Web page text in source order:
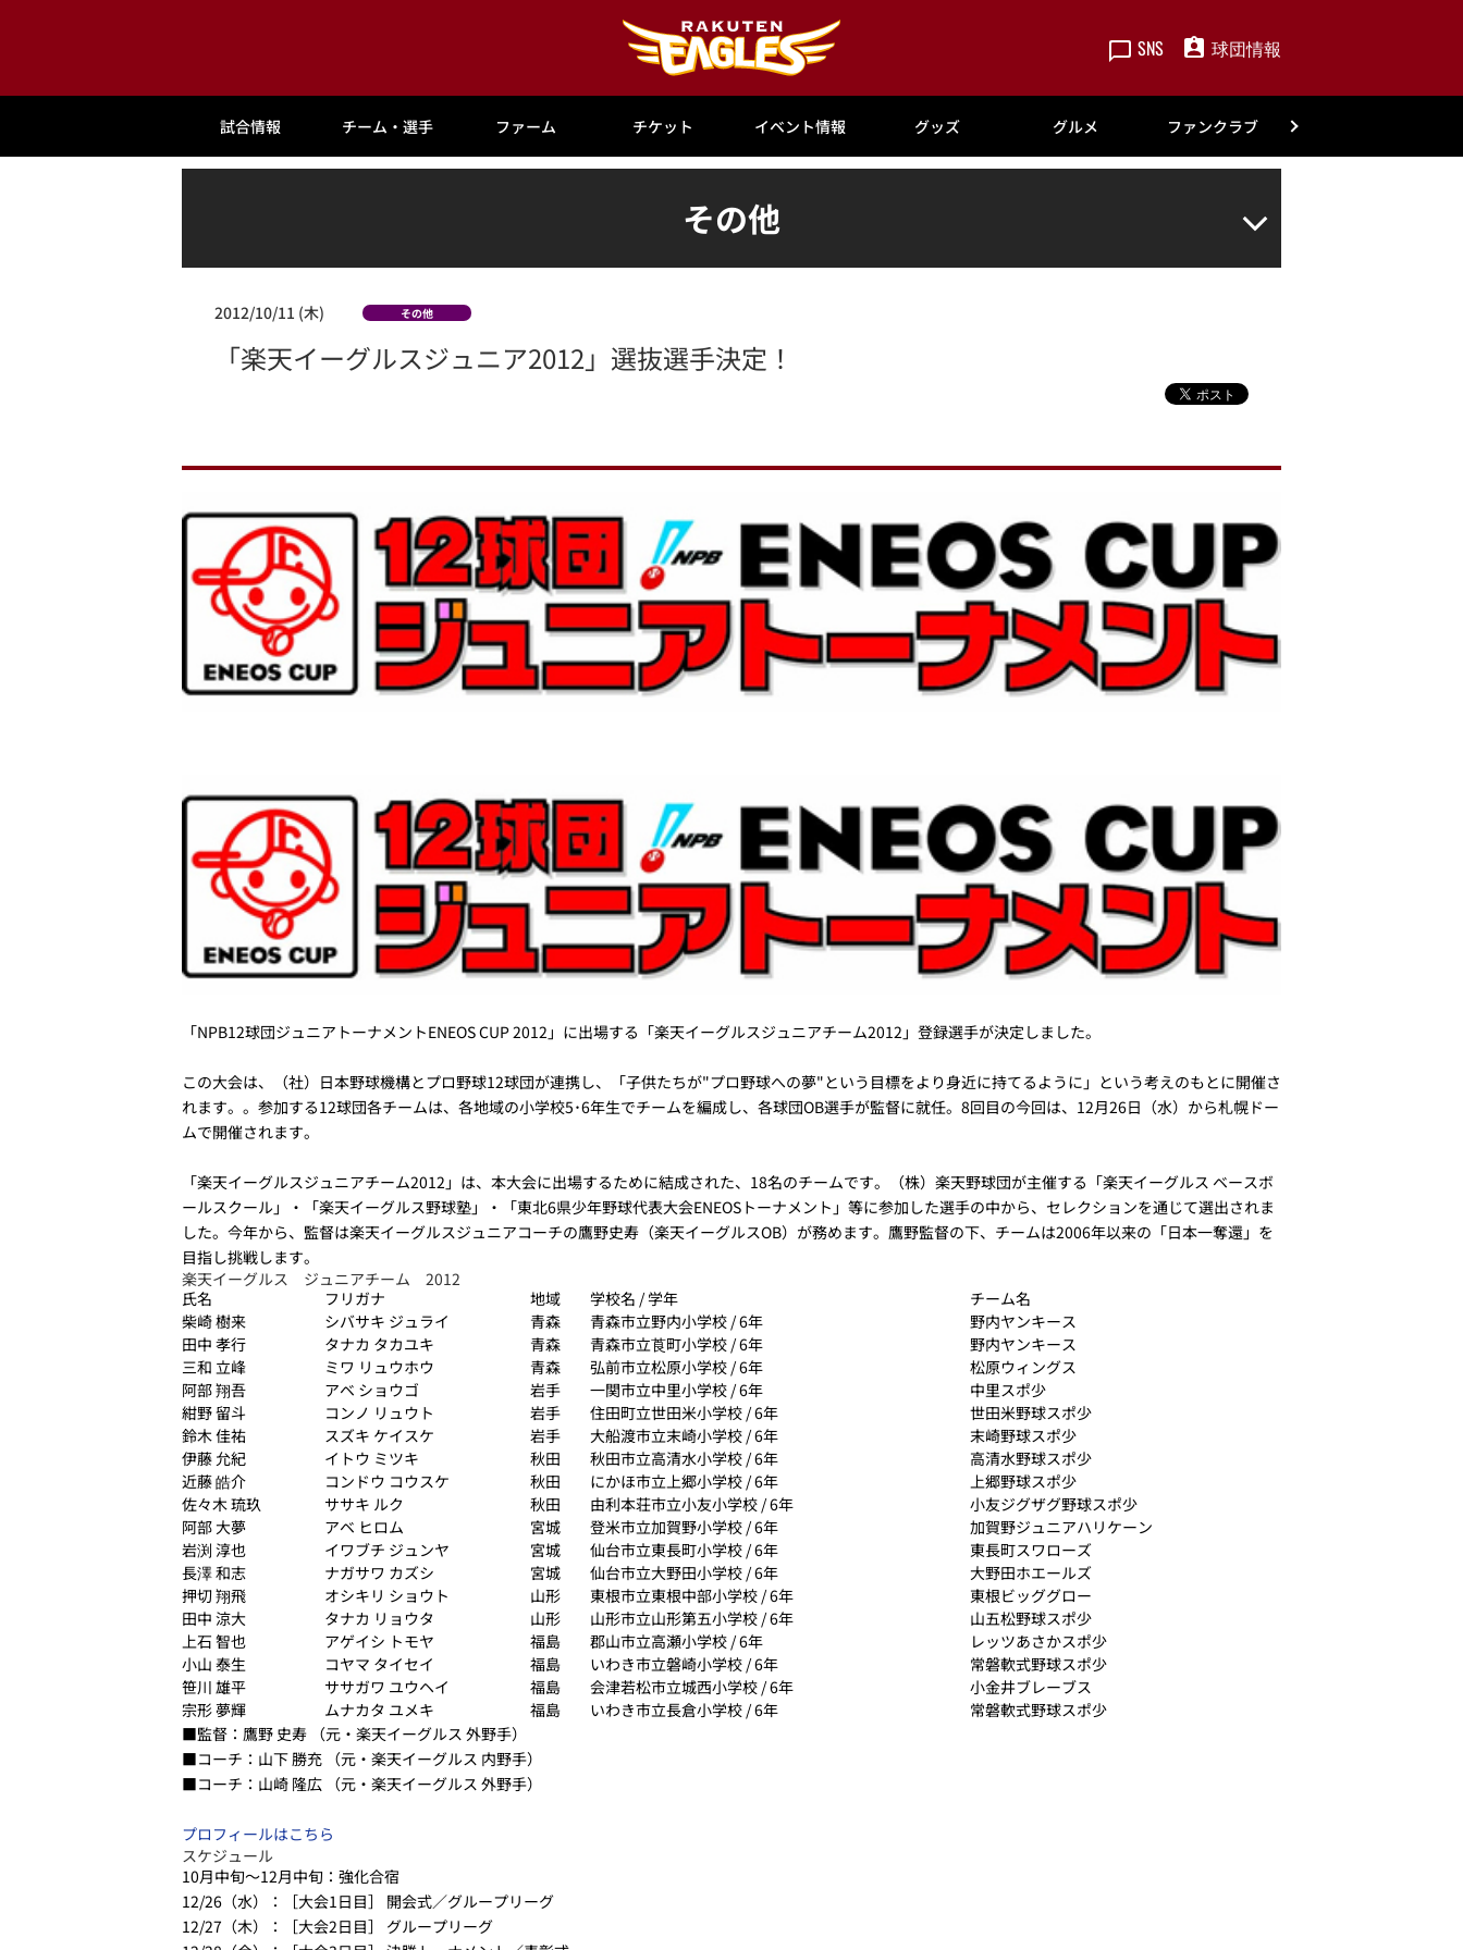
SNS 球団情報
試合情報 チーム・選手 ファーム チケット イベント情報 グッズ グルメ ファンクラブ
その他
2012/10/11 (木) その他
「楽天イーグルスジュニア2012」選抜選手決定！
「NPB12球団ジュニアトーナメントENEOS CUP 2012」に出場する「楽天イーグルスジュニアチーム2012」登録選手が決定しました。
この大会は、（社）日本野球機構とプロ野球12球団が連携し、「子供たちが"プロ野球への夢"という目標をより身近に持てるように」という考えのもとに開催さ
れます。。参加する12球団各チームは、各地域の小学校5･6年生でチームを編成し、各球団OB選手が監督に就任。8回目の今回は、12月26日（水）から札幌ドー
ムで開催されます。
「楽天イーグルスジュニアチーム2012」は、本大会に出場するために結成された、18名のチームです。（株）楽天野球団が主催する「楽天イーグルス ベースボ
ールスクール」・「楽天イーグルス野球塾」・「東北6県少年野球代表大会ENEOSトーナメント」等に参加した選手の中から、セレクションを通じて選出されま
した。今年から、監督は楽天イーグルスジュニアコーチの鷹野史寿（楽天イーグルスOB）が務めます。鷹野監督の下、チームは2006年以来の「日本一奪還」を
目指し挑戦します。
楽天イーグルス ジュニアチーム 2012
氏名
フリガナ 地域 学校名 / 学年
チーム名
柴崎 樹来
シバサキ ジュライ 青森 青森市立野内小学校 / 6年
野内ヤンキース
田中 孝行
タナカ タカユキ 青森 青森市立莨町小学校 / 6年
野内ヤンキース
三和 立峰
ミワ リュウホウ 青森 弘前市立松原小学校 / 6年
松原ウィングス
阿部 翔吾
アベ ショウゴ 岩手 一関市立中里小学校 / 6年
中里スポ少
紺野 留斗
コンノ リュウト 岩手 住田町立世田米小学校 / 6年
世田米野球スポ少
鈴木 佳祐
スズキ ケイスケ 岩手 大船渡市立末崎小学校 / 6年
末崎野球スポ少
伊藤 允紀
イトウ ミツキ 秋田 秋田市立高清水小学校 / 6年
高清水野球スポ少
近藤 皓介
コンドウ コウスケ 秋田 にかほ市立上郷小学校 / 6年
上郷野球スポ少
佐々木 琉玖
ササキ ルク 秋田 由利本荘市立小友小学校 / 6年
小友ジグザグ野球スポ少
阿部 大夢
アベ ヒロム 宮城 登米市立加賀野小学校 / 6年
加賀野ジュニアハリケーン
岩渕 淳也
イワブチ ジュンヤ 宮城 仙台市立東長町小学校 / 6年
東長町スワローズ
長澤 和志
ナガサワ カズシ 宮城 仙台市立大野田小学校 / 6年
大野田ホエールズ
押切 翔飛
オシキリ ショウト 山形 東根市立東根中部小学校 / 6年
東根ビッググロー
田中 涼大
タナカ リョウタ 山形 山形市立山形第五小学校 / 6年
山五松野球スポ少
上石 智也
アゲイシ トモヤ 福島 郡山市立高瀬小学校 / 6年
レッツあさかスポ少
小山 泰生
コヤマ タイセイ 福島 いわき市立磐崎小学校 / 6年
常磐軟式野球スポ少
笹川 雄平
ササガワ ユウヘイ 福島 会津若松市立城西小学校 / 6年
小金井ブレーブス
宗形 夢輝
ムナカタ ユメキ 福島 いわき市立長倉小学校 / 6年
常磐軟式野球スポ少
■監督：鷹野 史寿 （元・楽天イーグルス 外野手）
■コーチ：山下 勝充 （元・楽天イーグルス 内野手）
■コーチ：山崎 隆広 （元・楽天イーグルス 外野手）
プロフィールはこちら
スケジュール
10月中旬～12月中旬：強化合宿
12/26（水）：［大会1日目］ 開会式／グループリーグ
12/27（木）：［大会2日目］ グループリーグ